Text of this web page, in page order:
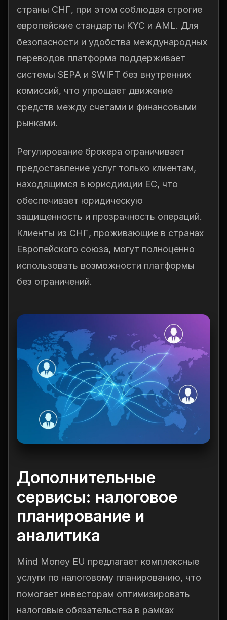
страны СНГ, при этом соблюдая строгие
европейские стандарты KYC и AML. Для
безопасности и удобства международных
переводов платформа поддерживает
системы SEPA и SWIFT без внутренних
комиссий, что упрощает движение
средств между счетами и финансовыми
рынками.
Регулирование брокера ограничивает
предоставление услуг только клиентам,
находящимся в юрисдикции ЕС, что
обеспечивает юридическую
защищенность и прозрачность операций.
Клиенты из СНГ, проживающие в странах
Европейского союза, могут полноценно
использовать возможности платформы
без ограничений.
Дополнительные
сервисы: налоговое
планирование и
аналитика
Mind Money EU предлагает комплексные
услуги по налоговому планированию, что
помогает инвесторам оптимизировать
налоговые обязательства в рамках